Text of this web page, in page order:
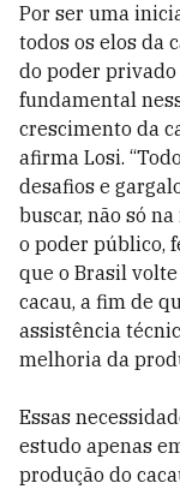
Por ser uma
todos os elos da
do poder privado
fundamental
crescimento da
afirma Losi.
desafios e
buscar, não só
o poder público,
que o Brasil
cacau, a fim de
assistência
melhoria da
Essas
estudo apenas
produção do